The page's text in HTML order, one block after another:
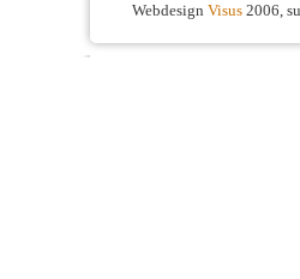
Webdesign Visus 2006,